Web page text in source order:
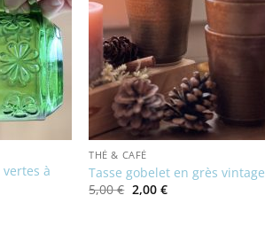
à
THÉ & CAFÉ
Tasse gobelet en grès vintage
5,00€ Le
prix
2,00 €Le